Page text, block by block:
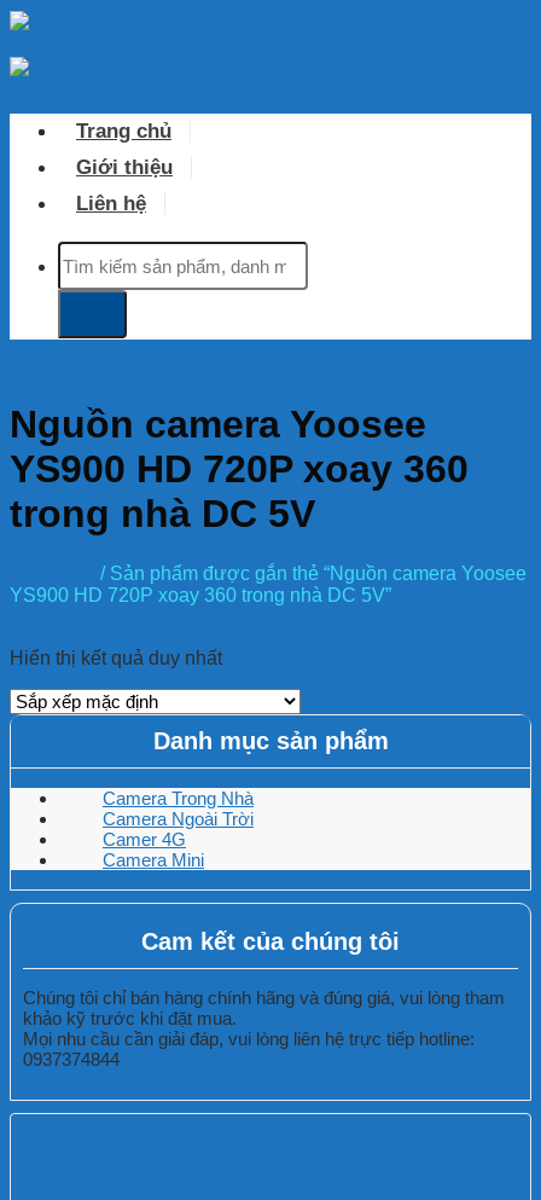
Skip
content
Trang chủ
Giới thiệu
Liên hệ
Tìm
kiếm:
Nguồn camera Yoosee
YS900 HD 720P xoay 360
trong nhà DC 5V
/Sản phẩm được gắn thẻ “Nguồn camera Yoosee
YS900 HD 720P xoay 360 trong nhà DC 5V”
Hiển thị kết quả duy nhất
Danh mục sản phẩm
Camera Trong Nhà
Camera Ngoài Trời
Camer 4G
Camera Mini
Cam kết của chúng tôi
Chúng tôi chỉ bán hàng chính hãng và đúng giá, vui lòng tham
khảo kỹ trước khi đặt mua.
Mọi nhu cầu cần giải đáp, vui lòng liên hệ trực tiếp hotline:
0937374844